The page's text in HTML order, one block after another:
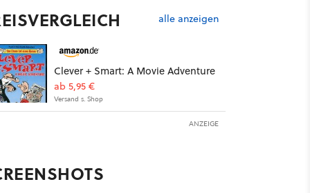
alle anzeigen
Clever + Smart: A Movie Adventure
ab 5,95 €
Versand s. Shop
ANZEIGE